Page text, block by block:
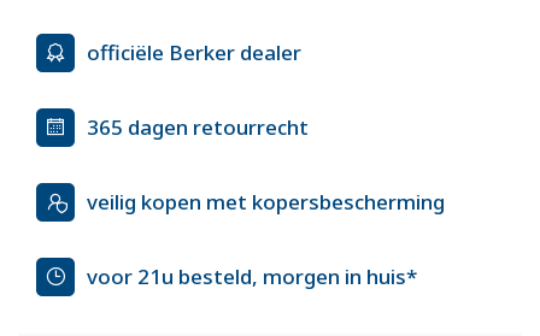
officiële Berker dealer
365 dagen retourrecht
veilig kopen met kopersbescherming
voor 21u besteld, morgen in huis*